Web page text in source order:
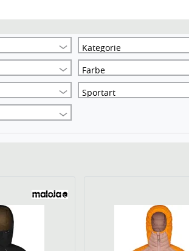
Kategorie
Farbe
Sportart